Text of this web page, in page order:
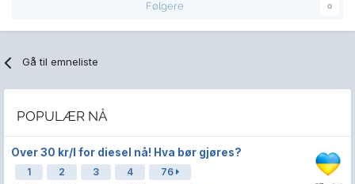
Følgere 0
Gå til emneliste
POPULÆR NÅ
Over 30 kr/l for diesel nå! Hva bør gjøres?
1 2 3 4 76